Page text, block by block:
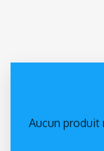
Aucun produit